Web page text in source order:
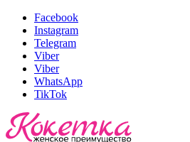
Facebook
Instagram
Telegram
Viber
Viber
WhatsApp
TikTok